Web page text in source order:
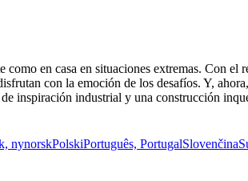
en casa en situaciones extremas. Con
con la emoción de los desafíos. Y,
inspiración industrial y una construcción
nynorskPolskiPortuguês, PortugalSlovenčina